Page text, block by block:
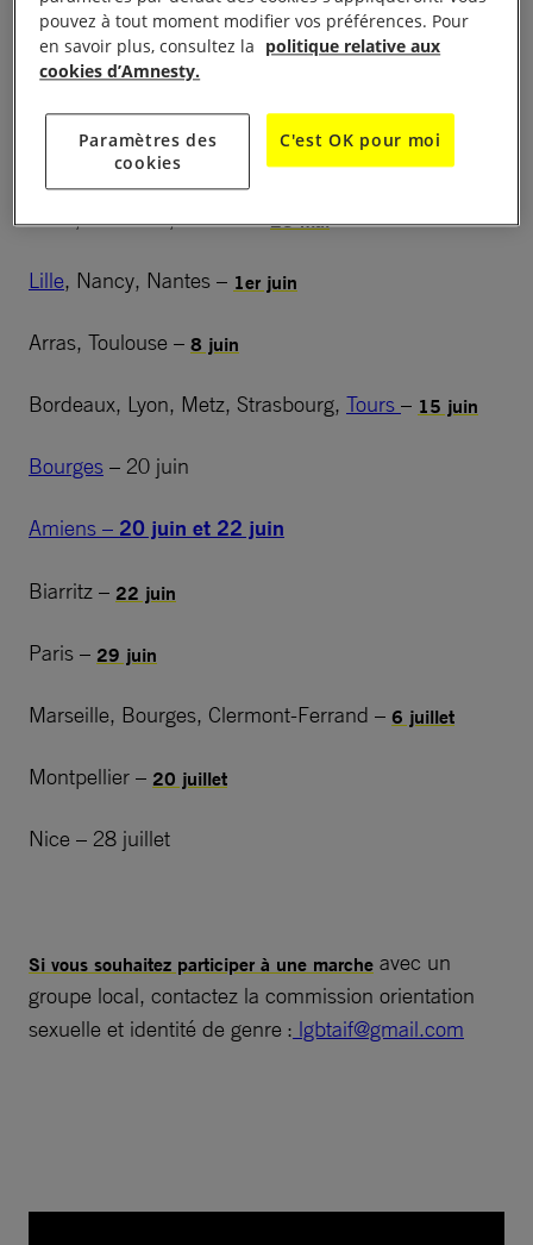
Rouen – 4 mai
Angers, Gap, Orléans – 18 mai
Caen, Grenoble, Poitiers –25 mai
Lille, Nancy, Nantes – 1er juin
Arras, Toulouse – 8 juin
Bordeaux, Lyon, Metz, Strasbourg, Tours – 15 juin
Bourges – 20 juin
Amiens – 20 juin et 22 juin
Biarritz – 22 juin
Paris – 29 juin
Marseille, Bourges, Clermont-Ferrand – 6 juillet
Montpellier – 20 juillet
Nice – 28 juillet
Si vous souhaitez participer à une marche avec un
groupe local, contactez la commission orientation
sexuelle et identité de genre : lgbtaif@gmail.com
pouvez à tout moment modifier vos préférences. Pour
en savoir plus, consultez la politique relative aux
cookies d’Amnesty.
Paramètres des
cookies
C'est OK pour moi